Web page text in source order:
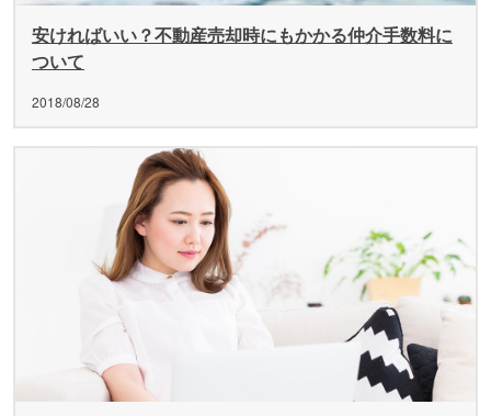
安ければいい？不動産売却時にもかかる仲介手数料に
ついて
2018/08/28